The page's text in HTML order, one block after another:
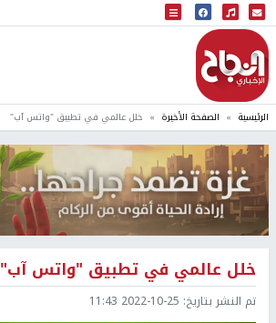
البث المباشر
إذاعة النجاح
الرئيسية الصفحة الأخيرة خلل عالمي في تطبيق "واتس آب"
خلل عالمي في تطبيق "واتس آب"
تم النشر بتاريخ: 2022-10-25 11:43